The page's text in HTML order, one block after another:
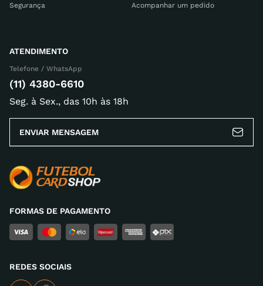
Segurança
Acompanhar um pedido
ATENDIMENTO
Telefone / WhatsApp
(11) 4380-6610
Seg. à Sex., das 10h às 18h
ENVIAR MENSAGEM
FORMAS DE PAGAMENTO
REDES SOCIAIS